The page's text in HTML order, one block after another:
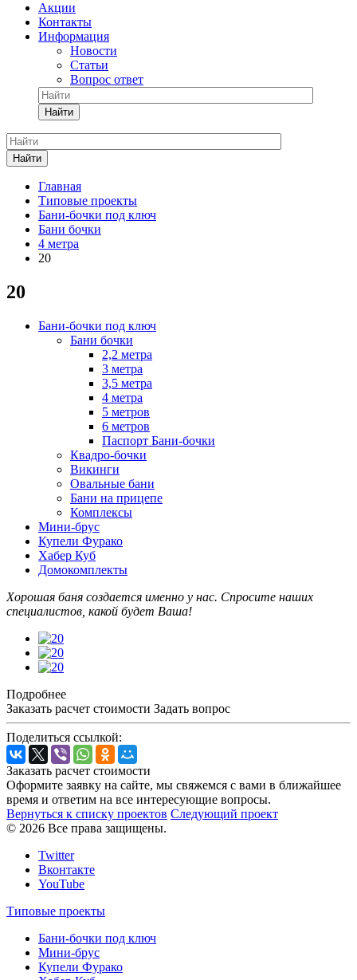
Акции
Контакты
Информация
Новости
Статьи
Вопрос ответ
Найти
Найти
Главная
Типовые проекты
Бани-бочки под ключ
Бани бочки
4 метра
20
20
Бани-бочки под ключ
Бани бочки
2,2 метра
3 метра
3,5 метра
4 метра
5 метров
6 метров
Паспорт Бани-бочки
Квадро-бочки
Викинги
Овальные бани
Бани на прицепе
Комплексы
Мини-брус
Купели Фурако
Хабер Куб
Домокомплекты
Хорошая баня создается именно у нас. Спросите наших
специалистов , какой будет Ваша!
Подробнее
Заказать расчет стоимости Задать вопрос
Поделиться ссылкой:
Заказать расчет стоимости
Оформите заявку на сайте, мы свяжемся с вами в ближайшее
время и ответим на все интересующие вопросы.
Вернуться к списку проектов Следующий проект
© 2026 Все права защищены.
Twitter
Вконтакте
YouTube
Типовые проекты
Бани-бочки под ключ
Мини-брус
Купели Фурако